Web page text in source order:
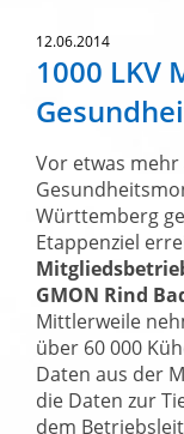
12.06.2014
1000 LKV
Vor etwas mehr
Württemberg
Etappenziel
GMON Rind
Mittlerweile
über 60 000
Daten aus der
die Daten zur
dem